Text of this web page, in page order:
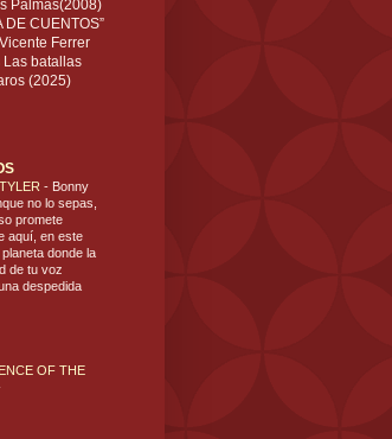
Palmas(2008)
DE CUENTOS”
Ferrer
Las batallas
(2025)
- Bonny
no lo sepas,
promete
aquí, en este
donde la
de tu voz
despedida
OF THE